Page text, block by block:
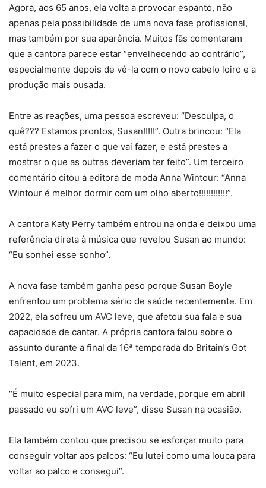
Agora, aos 65 anos, ela volta a provocar espanto, não
apenas pela possibilidade de uma nova fase profissional,
mas também por sua aparência. Muitos fãs comentaram
que a cantora parece estar “envelhecendo ao contrário”,
especialmente depois de vê-la com o novo cabelo loiro e a
produção mais ousada.
Entre as reações, uma pessoa escreveu: “Desculpa, o
quê??? Estamos prontos, Susan!!!!!”. Outra brincou: “Ela
está prestes a fazer o que vai fazer, e está prestes a
mostrar o que as outras deveriam ter feito”. Um terceiro
comentário citou a editora de moda Anna Wintour: “Anna
Wintour é melhor dormir com um olho aberto!!!!!!!!!!!!”.
A cantora Katy Perry também entrou na onda e deixou uma
referência direta à música que revelou Susan ao mundo:
“Eu sonhei esse sonho”.
A nova fase também ganha peso porque Susan Boyle
enfrentou um problema sério de saúde recentemente. Em
2022, ela sofreu um AVC leve, que afetou sua fala e sua
capacidade de cantar. A própria cantora falou sobre o
assunto durante a final da 16ª temporada do Britain’s Got
Talent, em 2023.
“É muito especial para mim, na verdade, porque em abril
passado eu sofri um AVC leve”, disse Susan na ocasião.
Ela também contou que precisou se esforçar muito para
conseguir voltar aos palcos: “Eu lutei como uma louca para
voltar ao palco e consegui”.